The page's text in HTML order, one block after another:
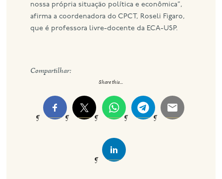
nossa própria situação política e econômica”,
afirma a coordenadora do CPCT, Roseli Figaro,
que é professora livre-docente da ECA-USP.
Compartilhar:
Share this...